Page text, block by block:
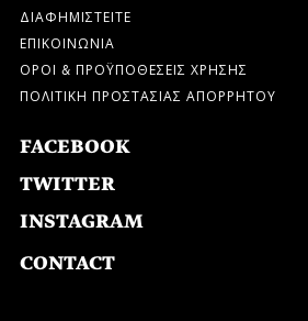
ΔΙΑΦΗΜΙΣΤΕΙΤΕ
ΕΠΙΚΟΙΝΩΝΙΑ
ΟΡΟΙ & ΠΡΟΫΠΟΘΕΣΕΙΣ ΧΡΗΣΗΣ
ΠΟΛΙΤΙΚΗ ΠΡΟΣΤΑΣΙΑΣ ΑΠΟΡΡΗΤΟΥ
FACEBOOK
TWITTER
INSTAGRAM
CONTACT